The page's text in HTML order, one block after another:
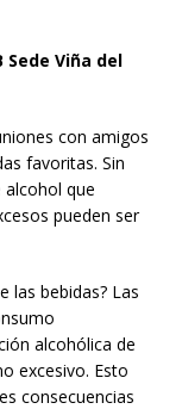
Viña del
con amigos
favoritas. Sin
que
pueden ser
las bebidas? Las
alcohólica de
excesivo. Esto
consecuencias